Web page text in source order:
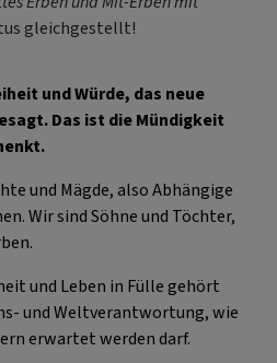
gleichgestellt!
und Würde, das neue
Das ist die Mündigkeit
und Mägde, also Abhängige
Wir sind Söhne und Töchter,
und Leben in Fülle gehört
und Weltverantwortung, wie
erwartet werden darf.